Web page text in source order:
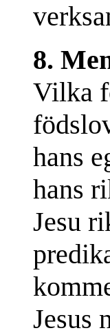
8.
Vilka
hans
hans
Jesu
Jesus